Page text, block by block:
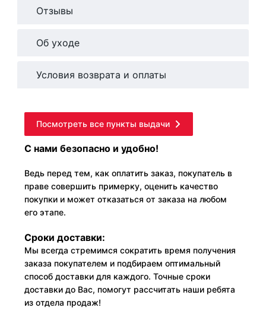
Отзывы
Об уходе
Условия возврата и оплаты
Посмотреть все пункты выдачи
С нами безопасно и удобно!
Ведь перед тем, как оплатить заказ, покупатель в
праве совершить примерку, оценить качество
покупки и может отказаться от заказа на любом
его этапе.
Сроки доставки:
Мы всегда стремимся сократить время получения
заказа покупателем и подбираем оптимальный
способ доставки для каждого. Точные сроки
доставки до Вас, помогут рассчитать наши ребята
из отдела продаж!